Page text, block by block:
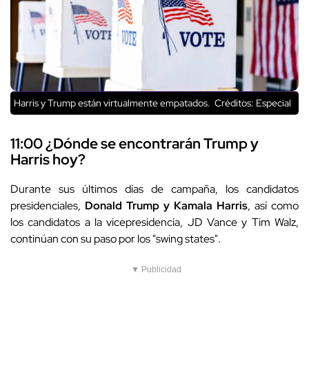
Harris y Trump están virtualmente empatados. Créditos: Especial
11:00 ¿Dónde se encontrarán Trump y
Harris hoy?
Durante sus últimos días de campaña, los candidatos
presidenciales, Donald Trump y Kamala Harris, así como
los candidatos a la vicepresidencia, JD Vance y Tim Walz,
continúan con su paso por los "swing states".
▼ Publicidad